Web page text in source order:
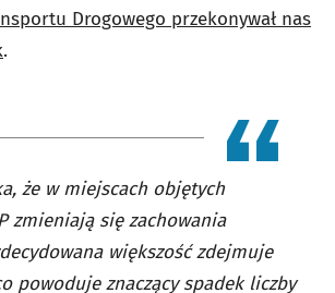
Drogowego przekonywał nas
.
że w miejscach objętych
zmieniają się zachowania
większość zdejmuje
powoduje znaczący spadek liczby